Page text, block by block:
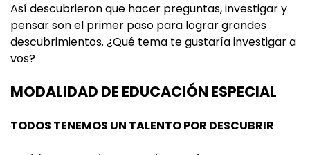
Así descubrieron que hacer preguntas, investigar y
pensar son el primer paso para lograr grandes
descubrimientos. ¿Qué tema te gustaría investigar a
vos?
MODALIDAD DE EDUCACIÓN ESPECIAL
TODOS TENEMOS UN TALENTO POR DESCUBRIR